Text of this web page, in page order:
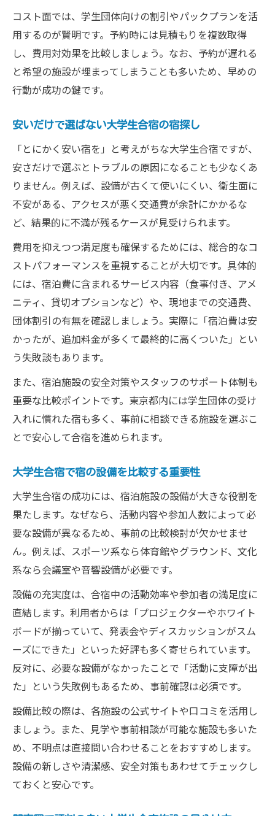
コスト面では、学生団体向けの割引やパックプランを活
用するのが賢明です。予約時には見積もりを複数取得
し、費用対効果を比較しましょう。なお、予約が遅れる
と希望の施設が埋まってしまうことも多いため、早めの
行動が成功の鍵です。
安いだけで選ばない大学生合宿の宿探し
「とにかく安い宿を」と考えがちな大学生合宿ですが、
安さだけで選ぶとトラブルの原因になることも少なくあ
りません。例えば、設備が古くて使いにくい、衛生面に
不安がある、アクセスが悪く交通費が余計にかかるな
ど、結果的に不満が残るケースが見受けられます。
費用を抑えつつ満足度も確保するためには、総合的なコ
ストパフォーマンスを重視することが大切です。具体的
には、宿泊費に含まれるサービス内容（食事付き、アメ
ニティ、貸切オプションなど）や、現地までの交通費、
団体割引の有無を確認しましょう。実際に「宿泊費は安
かったが、追加料金が多くて最終的に高くついた」とい
う失敗談もあります。
また、宿泊施設の安全対策やスタッフのサポート体制も
重要な比較ポイントです。東京都内には学生団体の受け
入れに慣れた宿も多く、事前に相談できる施設を選ぶこ
とで安心して合宿を進められます。
大学生合宿で宿の設備を比較する重要性
大学生合宿の成功には、宿泊施設の設備が大きな役割を
果たします。なぜなら、活動内容や参加人数によって必
要な設備が異なるため、事前の比較検討が欠かせませ
ん。例えば、スポーツ系なら体育館やグラウンド、文化
系なら会議室や音響設備が必要です。
設備の充実度は、合宿中の活動効率や参加者の満足度に
直結します。利用者からは「プロジェクターやホワイト
ボードが揃っていて、発表会やディスカッションがスム
ーズにできた」といった好評も多く寄せられています。
反対に、必要な設備がなかったことで「活動に支障が出
た」という失敗例もあるため、事前確認は必須です。
設備比較の際は、各施設の公式サイトや口コミを活用し
ましょう。また、見学や事前相談が可能な施設も多いた
め、不明点は直接問い合わせることをおすすめします。
設備の新しさや清潔感、安全対策もあわせてチェックし
ておくと安心です。